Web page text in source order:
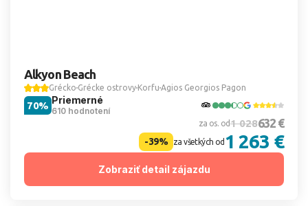
Alkyon Beach
Grécko Grécke ostrovy Korfu Agios Georgios Pagon
Priemerné
610 hodnotení
70%
za os. od1 028632 €
-39% za všetkých od 1 263 €
Zobraziť detail zájazdu